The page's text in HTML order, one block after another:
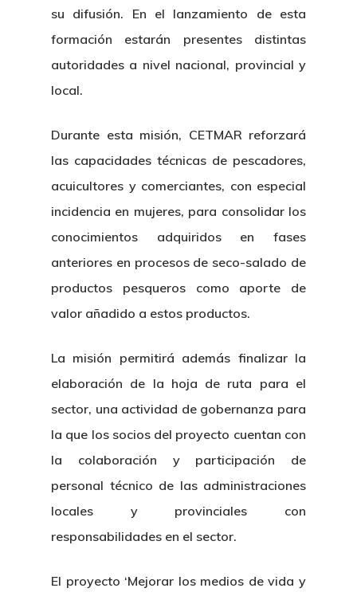
su difusión. En el lanzamiento de esta
formación estarán presentes distintas
autoridades a nivel nacional, provincial y
local.
Durante esta misión, CETMAR reforzará
las capacidades técnicas de pescadores,
acuicultores y comerciantes, con especial
incidencia en mujeres, para consolidar los
conocimientos adquiridos en fases
anteriores en procesos de seco-salado de
productos pesqueros como aporte de
valor añadido a estos productos.
La misión permitirá además finalizar la
elaboración de la hoja de ruta para el
sector, una actividad de gobernanza para
la que los socios del proyecto cuentan con
la colaboración y participación de
personal técnico de las administraciones
locales y provinciales con
responsabilidades en el sector.
El proyecto ‘Mejorar los medios de vida y